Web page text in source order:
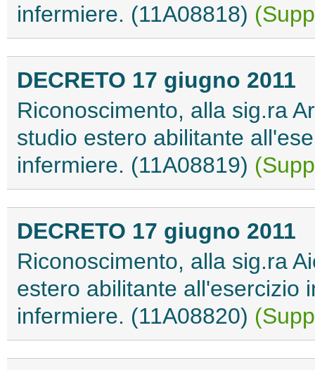
infermiere. (11A08818)
DECRETO 17 giugno 2011
Riconoscimento, alla sig.ra
studio estero abilitante
infermiere. (11A08819)
DECRETO 17 giugno 2011
Riconoscimento, alla sig.ra
estero abilitante all'esercizio
infermiere. (11A08820)